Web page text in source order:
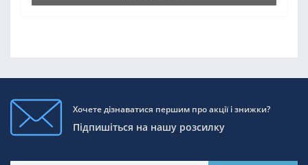
Хочете дізнаватися першим про акції і знижки?
Підпишіться на нашу розсилку